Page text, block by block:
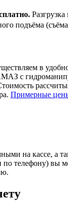
подъёма
в
с
Примерные
на кассе, а
по телефону) вы